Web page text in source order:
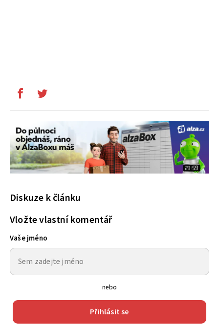
Diskuze k článku
Vložte vlastní komentář
Vaše jméno
nebo
Přihlásit se